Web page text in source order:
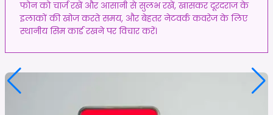
फोन को चार्ज रखें और आसानी से सुलभ रखें, खासकर दूरदराज के
इलाकों की खोज करते समय, और बेहतर नेटवर्क कवरेज के लिए
स्थानीय सिम कार्ड रखने पर विचार करें।